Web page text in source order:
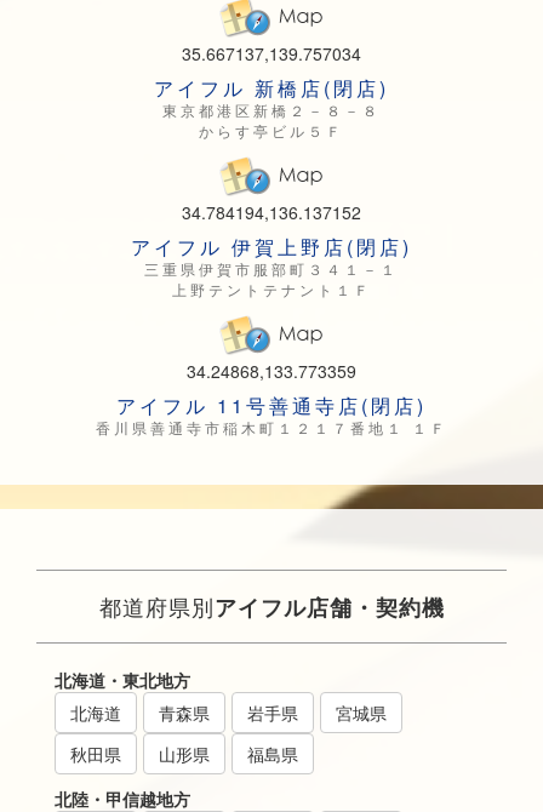
35.667137,139.757034
アイフル 新橋店(閉店)
東京都港区新橋２－８－８
からす亭ビル５Ｆ
34.784194,136.137152
アイフル 伊賀上野店(閉店)
三重県伊賀市服部町３４１－１
上野テントテナント１Ｆ
34.24868,133.773359
アイフル 11号善通寺店(閉店)
香川県善通寺市稲木町１２１７番地１ １Ｆ
都道府県別アイフル店舗・契約機
北海道・東北地方
北海道
青森県 岩手県
宮城県
秋田県
山形県
福島県
北陸・甲信越地方